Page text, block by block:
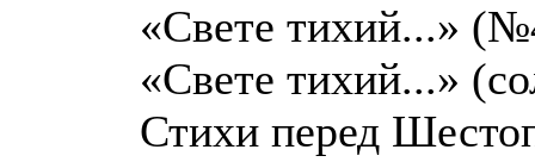
«Свете тихий...»
«Свете тихий...»
Стихи перед